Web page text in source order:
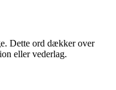
Dette ord dækker over
eller vederlag.